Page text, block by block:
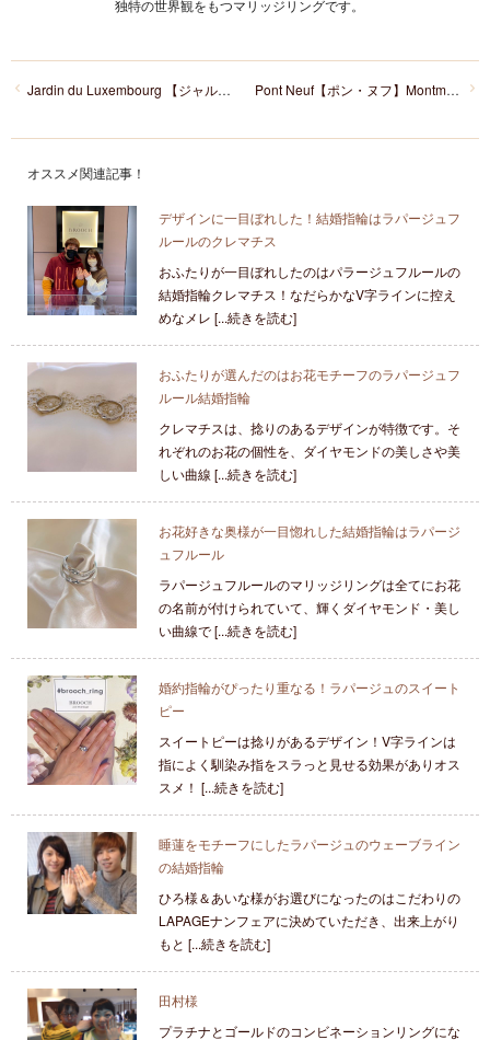
独特の世界観をもつマリッジリングです。
Pont Neuf【ポン・ヌフ】Montmartre【モンマルトル】
Jardin du Luxembourg 【ジャルダン・デュ・リュクサンブール】/ Opera Garnier【オペラ・ガルニエ】
オススメ関連記事！
デザインに一目ぼれした！結婚指輪はラパージュフ
ルールのクレマチス
おふたりが一目ぼれしたのはパラージュフルールの
結婚指輪クレマチス！なだらかなV字ラインに控え
めなメレ [...続きを読む]
おふたりが選んだのはお花モチーフのラパージュフ
ルール結婚指輪
クレマチスは、捻りのあるデザインが特徴です。そ
れぞれのお花の個性を、ダイヤモンドの美しさや美
しい曲線 [...続きを読む]
お花好きな奥様が一目惚れした結婚指輪はラパージ
ュフルール
ラパージュフルールのマリッジリングは全てにお花
の名前が付けられていて、輝くダイヤモンド・美し
い曲線で [...続きを読む]
婚約指輪がぴったり重なる！ラパージュのスイート
ピー
スイートピーは捻りがあるデザイン！V字ラインは
指によく馴染み指をスラっと見せる効果がありオス
スメ！ [...続きを読む]
睡蓮をモチーフにしたラパージュのウェーブライン
の結婚指輪
ひろ様＆あいな様がお選びになったのはこだわりの
LAPAGEナンフェアに決めていただき、出来上がり
もと [...続きを読む]
田村様
プラチナとゴールドのコンビネーションリングにな